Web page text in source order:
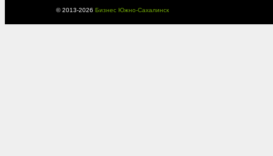
© 2013-2026 Бизнес Южно-Сахалинск